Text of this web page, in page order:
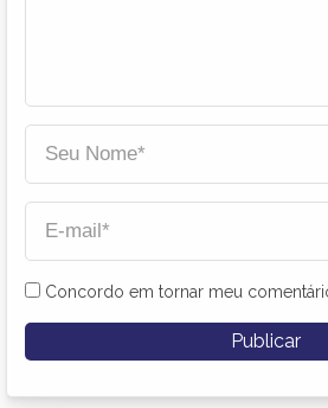
Concordo em tornar meu